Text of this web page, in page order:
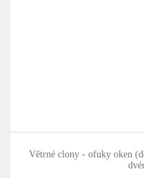
Větrné clony - ofuky oken